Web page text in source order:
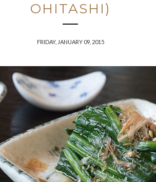
OHITASHI)
FRIDAY, JANUARY 09, 2015